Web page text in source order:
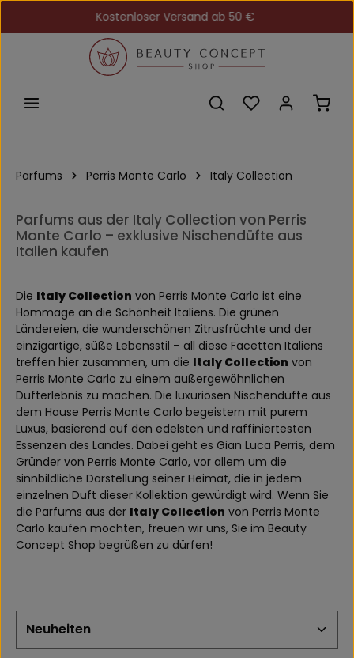
Zum Hauptinhalt springenKostenloser Versand ab 50 €
Du hast 0
Parfums Perris Monte Carlo Italy Collection
Parfums aus der Italy Collection von Perris
Monte Carlo – exklusive Nischendüfte aus
Italien kaufen
Die Italy Collection von Perris Monte Carlo ist eine
Hommage an die Schönheit Italiens. Die grünen
Ländereien, die wunderschönen Zitrusfrüchte und der
einzigartige, süße Lebensstil – all diese Facetten Italiens
treffen hier zusammen, um die Italy Collection von
Perris Monte Carlo zu einem außergewöhnlichen
Dufterlebnis zu machen. Die luxuriösen Nischendüfte aus
dem Hause Perris Monte Carlo begeistern mit purem
Luxus, basierend auf den edelsten und raffiniertesten
Essenzen des Landes. Dabei geht es Gian Luca Perris, dem
Gründer von Perris Monte Carlo, vor allem um die
sinnbildliche Darstellung seiner Heimat, die in jedem
einzelnen Duft dieser Kollektion gewürdigt wird. Wenn Sie
die Parfums aus der Italy Collection von Perris Monte
Carlo kaufen möchten, freuen wir uns, Sie im Beauty
Concept Shop begrüßen zu dürfen!